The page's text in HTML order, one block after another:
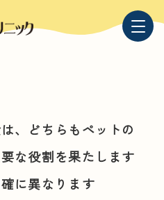
、どちらもペットの
な役割を果たします
に異なります